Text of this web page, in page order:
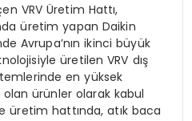
VRV Üretim Hattı,
üretim yapan Daikin
Avrupa’nın ikinci büyük
üretilen VRV dış
en yüksek
ürünler olarak kabul
üretim hattında, atık baca